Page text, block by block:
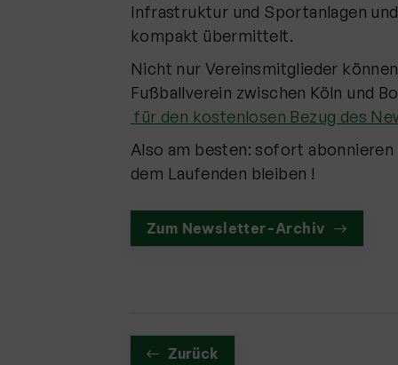
Infrastruktur und Sportanlagen
kompakt übermittelt.
Nicht nur Vereinsmitglieder
Fußballverein zwischen Köln und
für den kostenlosen Bezug des
Also am besten: sofort
dem Laufenden bleiben !
Zum Newsletter-Archiv
Zurück